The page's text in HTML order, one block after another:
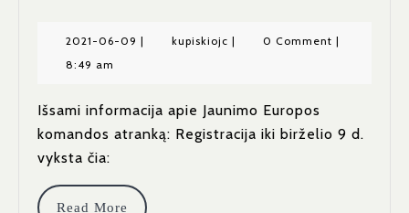
2021-06-09 | kupiskiojc | 0 Comment |
8:49 am
Išsami informacija apie Jaunimo Europos
komandos atranką: Registracija iki birželio 9 d.
vyksta čia:
Read More